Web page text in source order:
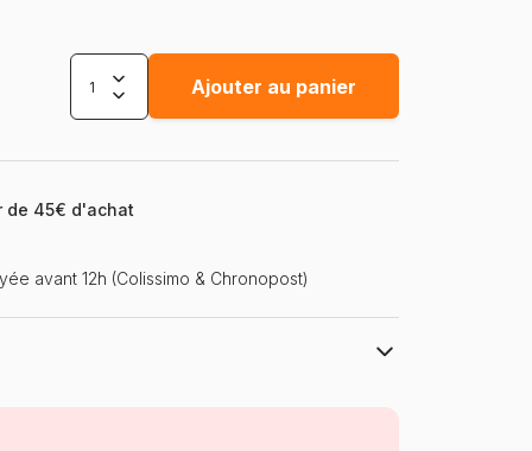
Ajouter au panier
de 45€ d'achat
avant 12h (Colissimo & Chronopost)